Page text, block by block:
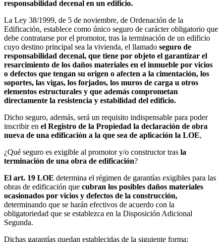
responsabilidad decenal en un edificio.
La Ley 38/1999, de 5 de noviembre, de Ordenación de la
Edificación, establece como único seguro de carácter obligatorio que
debe contratarse por el promotor, tras la terminación de un edificio
cuyo destino principal sea la vivienda, el llamado seguro de
responsabilidad decenal, que tiene por objeto el garantizar el
resarcimiento de los daños materiales en el inmueble por vicios
o defectos que tengan su origen o afecten a la cimentación, los
soportes, las vigas, los forjados, los muros de carga u otros
elementos estructurales y que además comprometan
directamente la resistencia y estabilidad del edificio.
Dicho seguro, además, será un requisito indispensable para poder
inscribir en el Registro de la Propiedad la declaración de obra
nueva de una edificación a la que sea de aplicación la LOE,
¿Qué seguro es exigible al promotor y/o constructor tras la
terminación de una obra de edificación?
El art. 19 LOE determina el régimen de garantías exigibles para las
obras de edificación que cubran los posibles daños materiales
ocasionados por vicios y defectos de la construcción,
determinando que se harán efectivos de acuerdo con la
obligatoriedad que se establezca en la Disposición Adicional
Segunda.
Dichas garantías quedan establecidas de la siguiente forma: